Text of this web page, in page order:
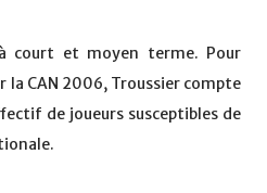
court et moyen terme. Pour
CAN 2006, Troussier compte
de joueurs susceptibles de